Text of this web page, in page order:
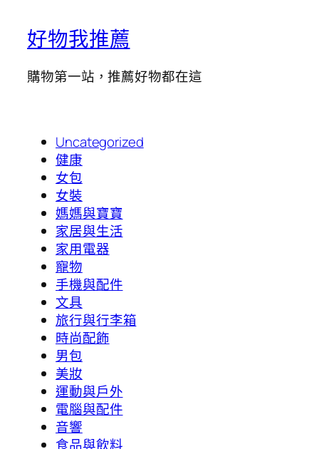
好物我推薦
購物第一站，推薦好物都在這
Uncategorized
健康
女包
女裝
媽媽與寶寶
家居與生活
家用電器
寵物
手機與配件
文具
旅行與行李箱
時尚配飾
男包
美妝
運動與戶外
電腦與配件
音響
食品與飲料